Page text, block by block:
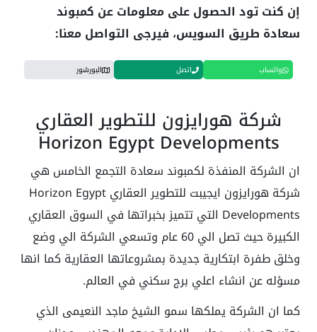
إن كنت تود الحصول على معلومات عن كمبوند
سعادة طريق السويس، فيرجى التواصل معنا:
واتساب اتصل البورشور
شركة هورايزون للتطوير العقاري
Horizon Egypt Developments
ان الشركة المنفذة لكمبوند سعادة التجمع الخامس هي
شركة هورايزون ايجيبت للتطوير العقاري Horizon Egypt
Developments التي تتميز بخبراتها في السوق العقاري
الكبيرة حيث تصل الي 60 عام وتسعي الشركة الي وضع
وخلق طفرة ابتكارية جديدة بمشروعاتها العقارية كما انها
مسؤله عن انشاء اعلي برج سكني في العالم.
كما ان الشركة يملكها سمو الشيخ ماجد النعيمى الذي